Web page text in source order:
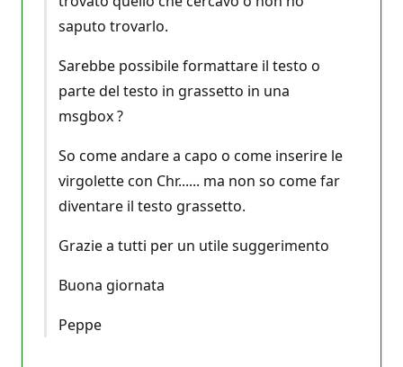
saputo trovarlo.
Sarebbe possibile formattare il testo o
parte del testo in grassetto in una
msgbox ?
So come andare a capo o come inserire le
virgolette con Chr...... ma non so come far
diventare il testo grassetto.
Grazie a tutti per un utile suggerimento
Buona giornata
Peppe